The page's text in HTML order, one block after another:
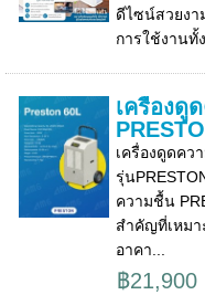
ดีไซน์สวยงา
การใช้งานทั้
เครื่องดู
เครื่องดูดคว
รุ่น
ความชื้น
สำคัญที่เหม
อาคา...
฿21,900